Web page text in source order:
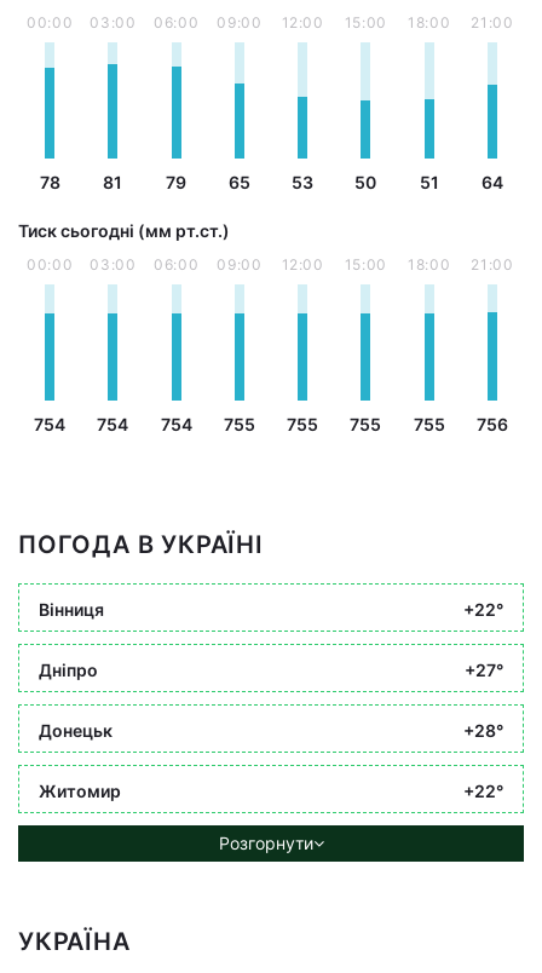
00:00
78
03:00
81
06:00
79
09:00
65
12:00
53
15:00
50
18:00
51
21:00
64
Тиск сьогодні (мм рт.ст.)
00:00
754
03:00
754
06:00
754
09:00
755
12:00
755
15:00
755
18:00
755
21:00
756
ПОГОДА В УКРАЇНІ
Вінниця +22°
Дніпро +27°
Донецьк +28°
Житомир +22°
Розгорнути
УКРАЇНА